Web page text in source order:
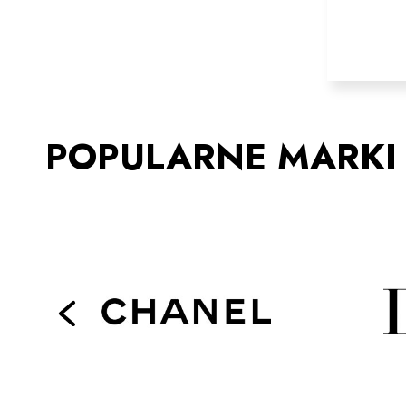
POPULARNE MARKI